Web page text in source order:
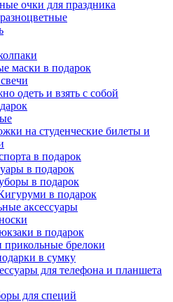
очки для праздника
маски в подарок
одеть и взять с собой
на студенческие билеты и
в подарок
в подарок
в подарок
в подарок
аксессуары
в подарок
брелоки
в сумку
для телефона и планшета
для специй